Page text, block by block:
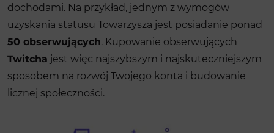
dochodami. Na przykład, jednym z wymogów
uzyskania statusu Towarzysza jest posiadanie ponad
50 obserwujących. Kupowanie obserwujących
Twitcha jest więc najszybszym i najskuteczniejszym
sposobem na rozwój Twojego konta i budowanie
licznej społeczności.